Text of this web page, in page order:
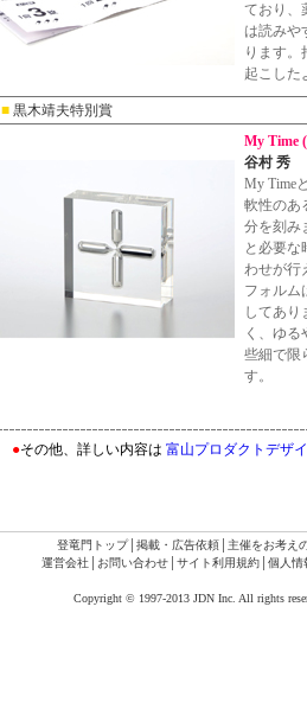
ており、
は読みや
ります。
起こした
■ 黒木靖夫特別賞
My Time
谷村 秀
My Time
軟性のあ
分を刻み
と必要な
わせが行
フォルム
してあり
く、ゆ
些細で限
す。
●その他、詳しい内容は 富山プロダクトデザ
登竜門トップ│ 掲載・広告依頼
主催をお考え
運営会社│ お問い合わせ│ サイト利用規約│ 個人情
Copyright © 1997-2013 JDN Inc. All rights